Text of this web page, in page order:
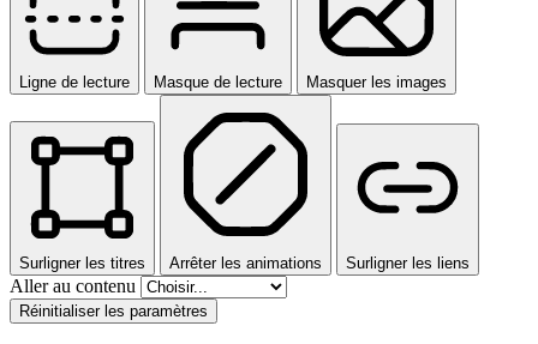
Ligne de lecture Masque de lecture Masquer les images
Surligner les titres Arrêter les animations Surligner les liens
Aller au contenu
Réinitialiser les paramètres